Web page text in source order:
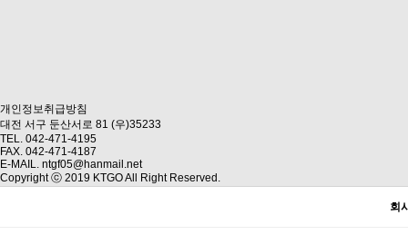
개인정보취급방침
대전 서구 둔산서로 81 (우)35233
TEL. 042-471-4195
FAX. 042-471-4187
E-MAIL. ntgf05@hanmail.net
Copyright ⓒ 2019 KTGO All Right Reserved.
회